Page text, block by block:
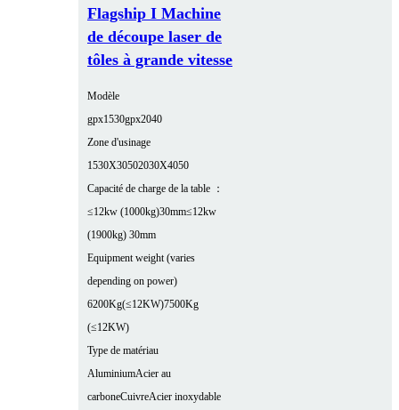
Flagship I Machine
de découpe laser de
tôles à grande vitesse
Modèle
gpx1530gpx2040
Zone d'usinage
1530X30502030X4050
Capacité de charge de la table ：
≤12kw (1000kg)30mm≤12kw
(1900kg) 30mm
Equipment weight (varies
depending on power)
6200Kg(≤12KW)7500Kg
(≤12KW)
Type de matériau
AluminiumAcier au
carboneCuivreAcier inoxydable